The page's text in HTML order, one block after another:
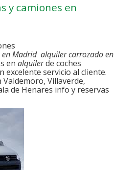
y camiones en
Madrid alquiler carrozado
en alquilerde coches
excelente servicio al cliente.
Valdemoro, Villaverde,
de Henares info y reservas